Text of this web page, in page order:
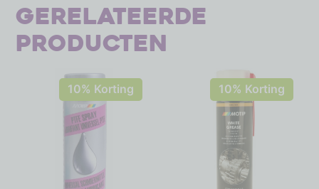
Gerelateerde
producten
10% Korting 10% Korting